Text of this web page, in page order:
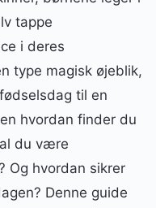
tappe
i deres
type magisk øjeblik,
til en
hvordan finder du
du være
Og hvordan sikrer
Denne guide